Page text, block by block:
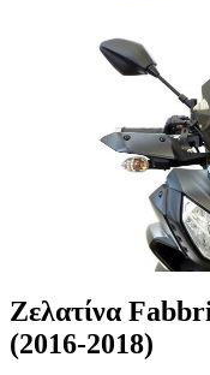
Ζελατίνα
(2016-2018)